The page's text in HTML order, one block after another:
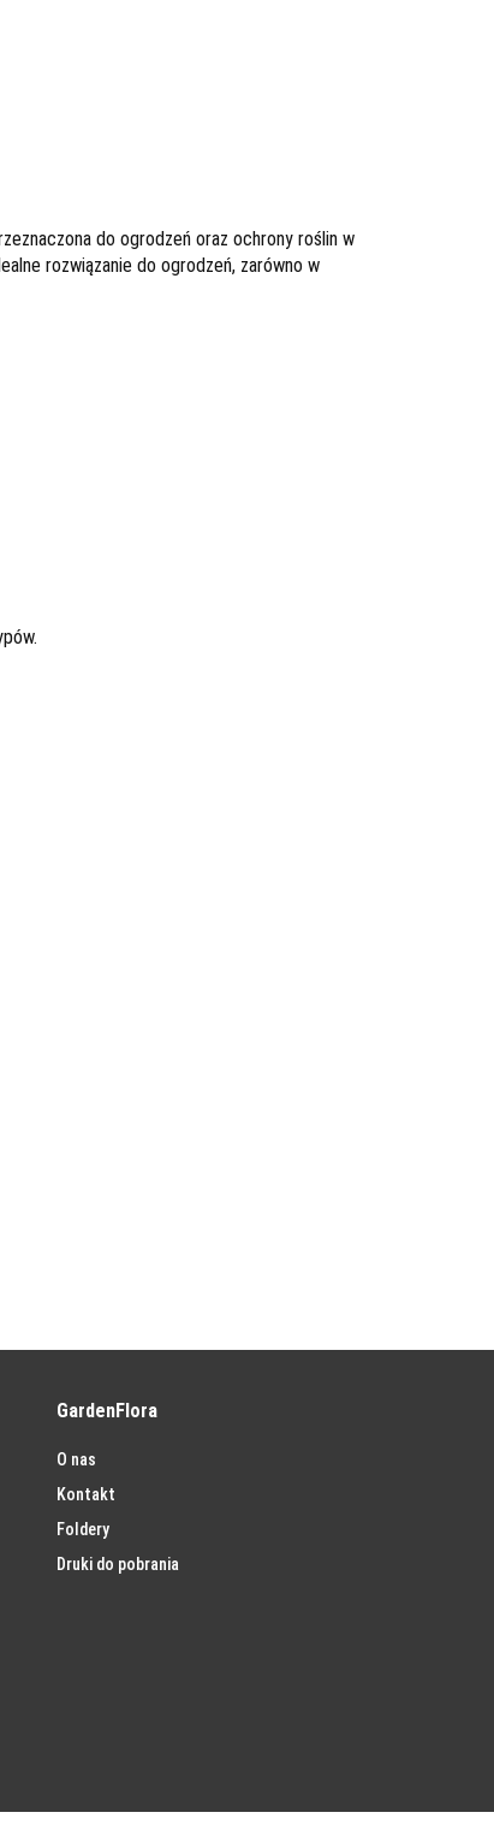
do ogrodzeń oraz ochrony roślin w
rozwiązanie do ogrodzeń, zarówno w
GardenFlora
O nas
Kontakt
Foldery
Druki do pobrania